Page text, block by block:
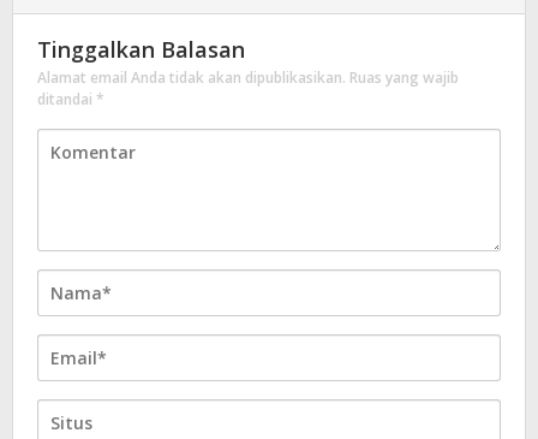
Tinggalkan Balasan
Alamat email Anda tidak akan dipublikasikan. Ruas yang wajib
ditandai *